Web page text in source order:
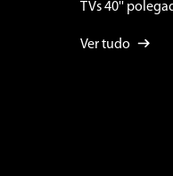
TVs 40''
Ver tudo